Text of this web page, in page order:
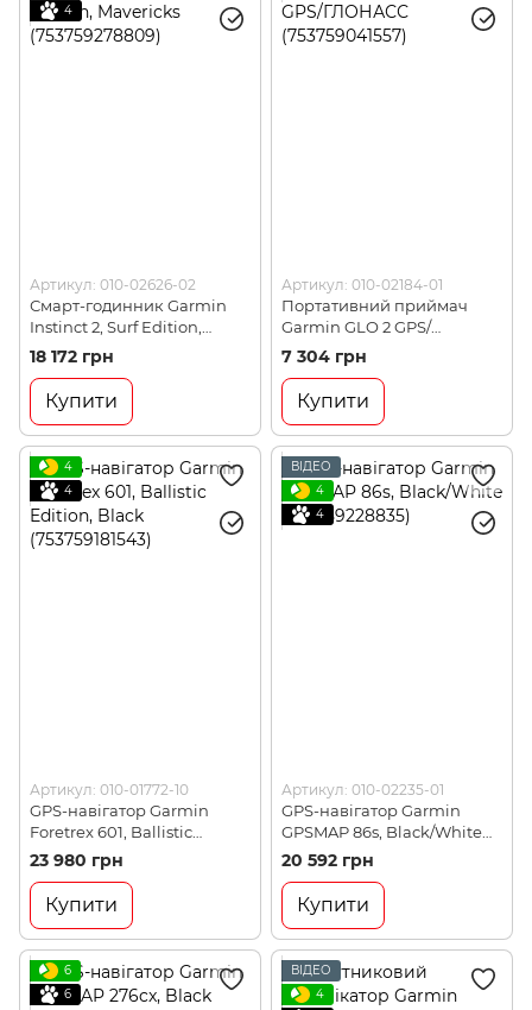
4
Артикул: 010-02626-02
Смарт-годинник Garmin
Instinct 2, Surf Edition,
Mavericks (753759278809)
18 172 грн
Купити
Артикул: 010-02184-01
Портативний приймач
Garmin GLO 2 GPS/
ГЛОНАСС (753759041557)
7 304 грн
Купити
4
4
Артикул: 010-01772-10
GPS-навігатор Garmin
Foretrex 601, Ballistic
Edition, Black
(753759181543)
23 980 грн
Купити
ВІДЕО
4
4
Артикул: 010-02235-01
GPS-навігатор Garmin
GPSMAP 86s, Black/White
(753759228835)
20 592 грн
Купити
6
6
ВІДЕО
4